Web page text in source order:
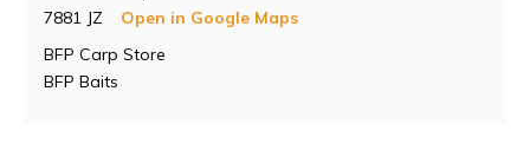
7881 JZ
Open in Google Maps
BFP Carp Store
BFP Baits